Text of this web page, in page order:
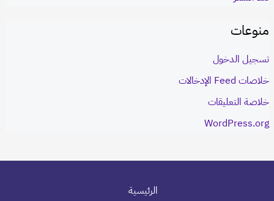
منوعات
تسجيل الدخول
خلاصات Feed الإدخالات
خلاصة التعليقات
WordPress.org
الرئيسية